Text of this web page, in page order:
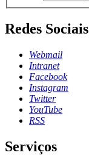
Redes Sociais
Webmail
Intranet
Facebook
Instagram
Twitter
YouTube
RSS
Serviços